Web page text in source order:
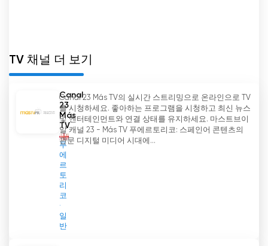
히 했습니다. 양질의 프로그램과 지역 사회 참여에
대한 헌신으로 Rioni TV-Radio Company는 미국 방
Rioni TV 실시간 무료보기
TV 채널 더 보기
Canal
23
Más
TV
푸
에
르
토
리
코
일
반
Canal 23 Más TV의 실시간 스트리밍으로 온라인으로 TV
를 시청하세요. 좋아하는 프로그램을 시청하고 최신 뉴스
및 엔터테인먼트와 연결 상태를 유지하세요. 마스트브이
알 캐널 23 - Más TV 푸에르토리코: 스페인어 콘텐츠의
관문 디지털 미디어 시대에...